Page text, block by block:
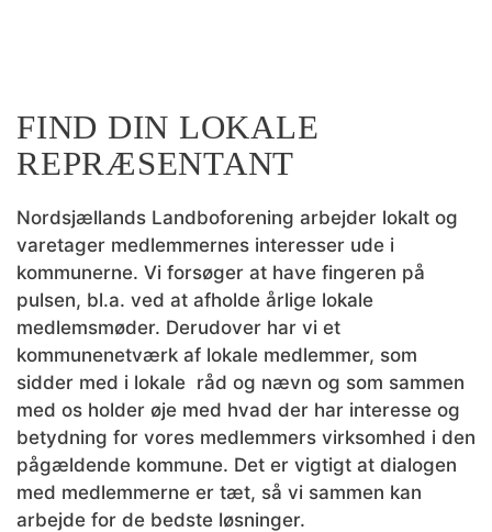
FIND DIN LOKALE
REPRÆSENTANT
Nordsjællands Landboforening arbejder lokalt og
varetager medlemmernes interesser ude i
kommunerne. Vi forsøger at have fingeren på
pulsen, bl.a. ved at afholde årlige lokale
medlemsmøder. Derudover har vi et
kommunenetværk af lokale medlemmer, som
sidder med i lokale råd og nævn og som sammen
med os holder øje med hvad der har interesse og
betydning for vores medlemmers virksomhed i den
pågældende kommune. Det er vigtigt at dialogen
med medlemmerne er tæt, så vi sammen kan
arbejde for de bedste løsninger.